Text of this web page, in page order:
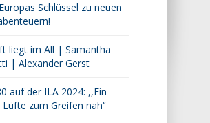
Schlüssel zu neuen
liegt im All | Samantha
| Alexander Gerst
auf der ILA 2024: ,,Ein
zum Greifen nah‘‘